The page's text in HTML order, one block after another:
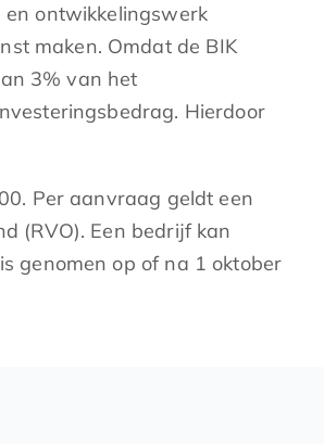
en ontwikkelingswerk
maken. Omdat de BIK
3% van het
Hierdoor
Per aanvraag geldt een
(RVO). Een bedrijf kan
genomen op of na 1 oktober